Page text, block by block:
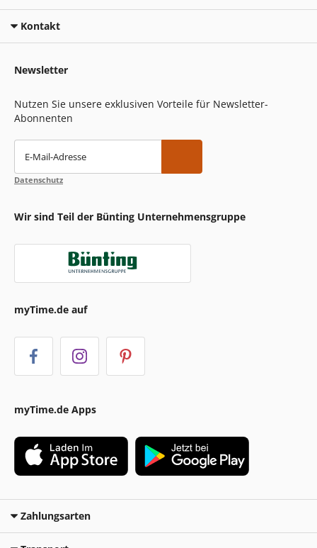
Kontakt
Newsletter
Nutzen Sie unsere exklusiven Vorteile für Newsletter-
Abonnenten
E-Mail-Adresse
Datenschutz
Wir sind Teil der Bünting Unternehmensgruppe
myTime.de auf
myTime.de Apps
Zahlungsarten